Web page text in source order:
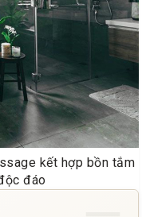
kết hợp bồn tắm
đáo